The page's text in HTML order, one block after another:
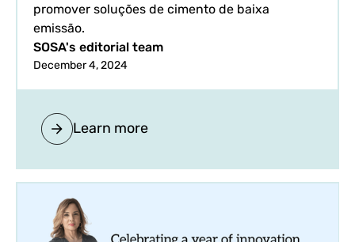
promover soluções de cimento de baixa
emissão.
SOSA's editorial team
December 4, 2024
Learn more